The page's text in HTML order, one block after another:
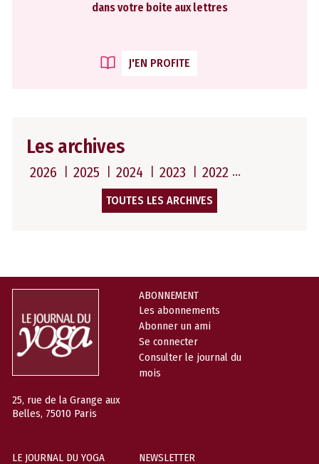
dans votre boite aux lettres
J'EN PROFITE
Les archives
2026 2025 2024 2023 2022
TOUTES LES ARCHIVES
25, rue de la Grange aux
Belles, 75010 Paris
ABONNEMENT
Les abonnements
Abonner un ami
Se connecter
Consulter le journal du
mois
LE JOURNAL DU YOGA
NEWSLETTER